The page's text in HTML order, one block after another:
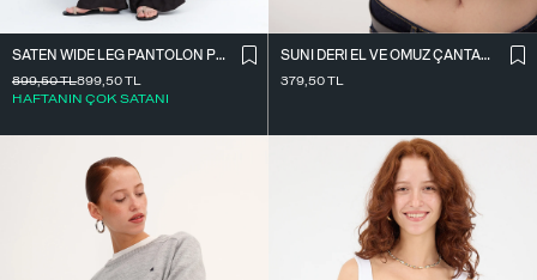
SATEN WIDE LEG PANTOLON PN17298
899,50TL
HAFTANIN ÇOK SATANI
899,50TL
SUNI DERI EL VE OMUZ ÇANTASI Ç09-G11
379,50TL